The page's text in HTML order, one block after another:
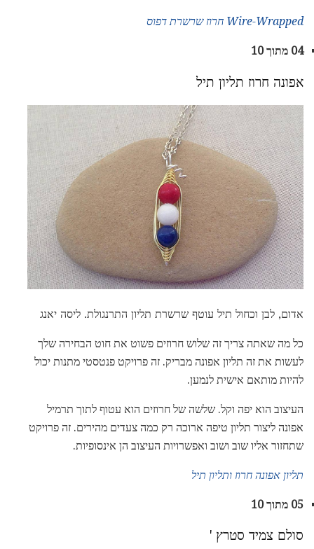
Wire-Wrapped חרוז שרשרת דפוס
04 מתוך 10
אפונה חרוז תליון תיל
אדום, לבן וכחול תיל עוטף שרשרת תליון התרנגולת. ליסה יאנג
כל מה שאתה צריך זה שלוש חרוזים פשוט את חוט הבחירה שלך
לעשות את זה תליון אפונה מבריק. זה פרויקט פנטסטי מתנות יכול
להיות מותאם אישית לנמען.
העיצוב הוא יפה וקל. שלשה של חרוזים הוא עטוף לתוך תרמיל
אפונה ליצור תליון טיפה ארוכה רק כמה צעדים מהירים. זה פרויקט
שתחזור אליו שוב ושוב ואפשרויות העיצוב הן אינסופיות.
תליון אפונה חרוז ותליון תיל
05 מתוך 10
סולם צמיד סטרץ '